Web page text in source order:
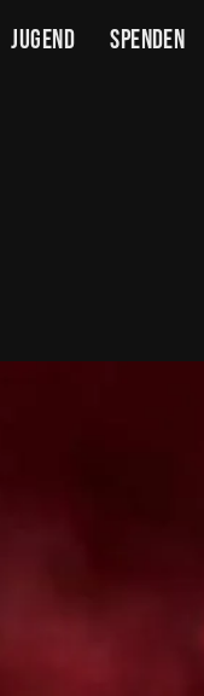
Jugend Spenden